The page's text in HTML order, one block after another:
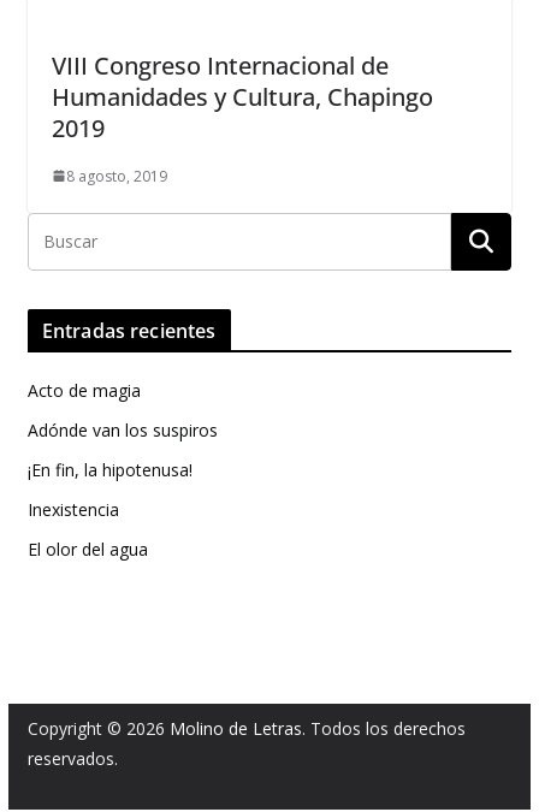
VIII Congreso Internacional de
Humanidades y Cultura, Chapingo
2019
8 agosto, 2019
Entradas recientes
Acto de magia
Adónde van los suspiros
¡En fin, la hipotenusa!
Inexistencia
El olor del agua
Copyright © 2026 Molino de Letras. Todos los derechos
reservados.